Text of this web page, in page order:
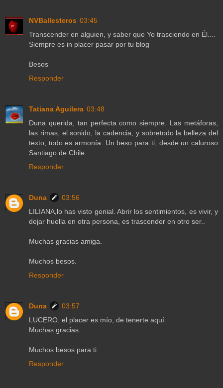
NVBallesteros 03:45
Transcender en alguien, y saber que Yo trasciendo en Él....
Siempre es in placer pasar por tu blog
Besos
Responder
Tatiana Aguilera 03:48
Duna querida, tan perfecta como siempre. Las metáforas,
las rimas, el sonido, la cadencia, y sobretodo la belleza del
texto, todo es armonía. Un beso para ti, desde un caluroso
Santiago de Chile.
Responder
Duna
03:56
LILIANA,lo has visto genial. Abrir los sentimientos, es vivir, y
dejar huella en otra persona, es trascender en otro ser..
Muchas gracias amiga.
Muchos besos.
Responder
Duna
03:57
LUCERO, el placer es mío, de tenerte aquí.
Muchas gracias.
Muchos besos para ti.
Responder